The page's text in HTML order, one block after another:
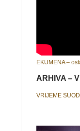
EKUMENA –
ARHIVA –
VRIJEME